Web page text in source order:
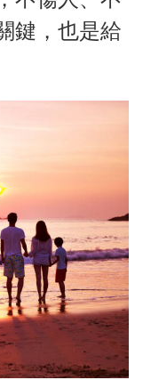
鍵，也是給